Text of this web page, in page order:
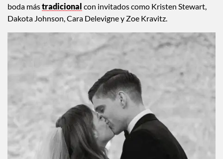
boda mástradicional con invitados como Kristen Stewart,
Dakota Johnson, Cara Delevigne y Zoe Kravitz.